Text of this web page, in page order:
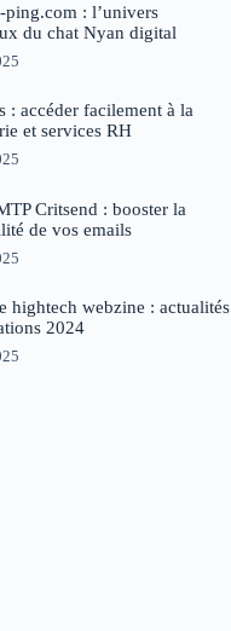
: l’univers
du chat Nyan digital
: accéder facilement à la
et services RH
Critsend : booster la
de vos emails
hightech webzine : actualités
2024